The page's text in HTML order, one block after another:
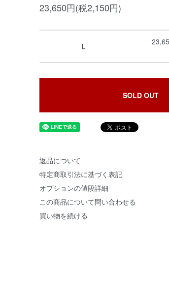
23,650円(税2,150円)
L
SOLD OUT
返品について
特定商取引法に基づく表記
オプションの値段詳細
この商品について問い合わせる
買い物を続ける